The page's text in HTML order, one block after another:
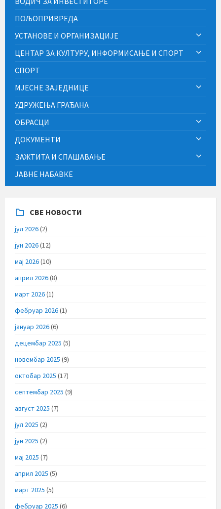
ПОЉОПРИВРЕДА
УСТАНОВЕ И ОРГАНИЗАЦИЈЕ
ЦЕНТАР ЗА КУЛТУРУ, ИНФОРМИСАЊЕ И СПОРТ
СПОРТ
МЈЕСНЕ ЗАЈЕДНИЦЕ
УДРУЖЕЊА ГРАЂАНА
ОБРАСЦИ
ДОКУМЕНТИ
ЗАЖТИТА И СПАШАВАЊЕ
ЈАВНЕ НАБАВКЕ
СВЕ НОВОСТИ
јул 2026(2)
јун 2026(12)
мај 2026(10)
април 2026(8)
март 2026(1)
фебруар 2026(1)
јануар 2026(6)
децембар 2025 (5)
новембар 2025 (9)
октобар 2025 (17)
септембар 2025 (9)
август 2025 (7)
јул 2025 (2)
јун 2025 (2)
мај 2025 (7)
април 2025 (5)
март 2025 (5)
фебруар 2025 (6)